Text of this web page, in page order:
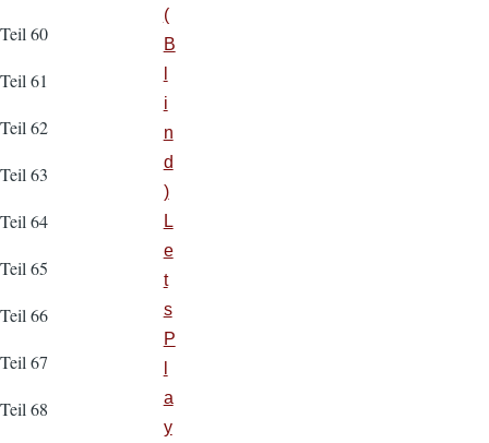
Teil 60
Teil 61
Teil 62
Teil 63
Teil 64
Teil 65
Teil 66
Teil 67
Teil 68
(
B
i
n
d
)
L
e
t
s
P
a
y